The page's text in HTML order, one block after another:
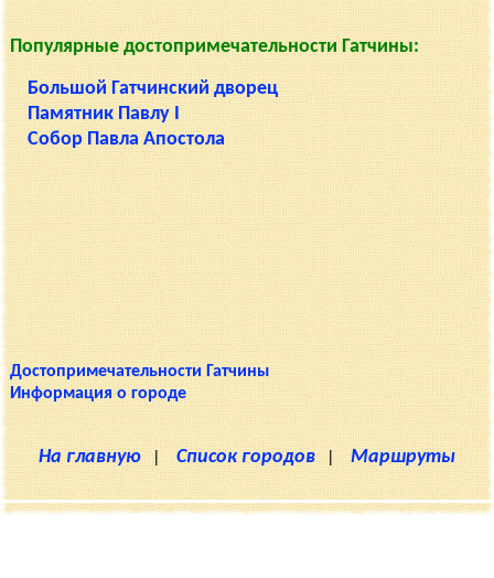
Популярные достопримечательности Гатчины:
Большой Гатчинский дворец
Памятник Павлу I
Собор Павла Апостола
Достопримечательности Гатчины
Информация о городе
На главную | Список городов | Маршруты